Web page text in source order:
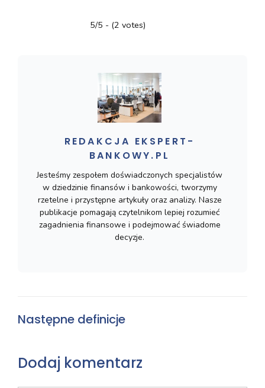
5/5 - (2 votes)
REDAKCJA EKSPERT-
BANKOWY.PL
Jesteśmy zespołem doświadczonych specjalistów
w dziedzinie finansów i bankowości, tworzymy
rzetelne i przystępne artykuły oraz analizy. Nasze
publikacje pomagają czytelnikom lepiej rozumieć
zagadnienia finansowe i podejmować świadome
decyzje.
Następne definicje
Dodaj komentarz